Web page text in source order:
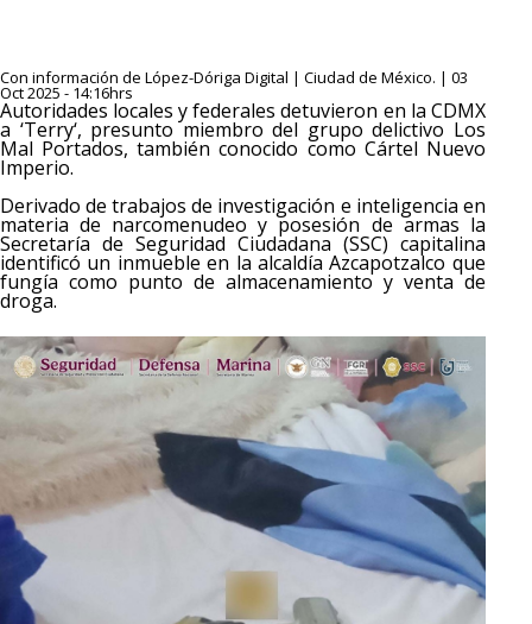
Con información de López-Dóriga Digital | Ciudad de México. | 03
Oct 2025 - 14:16hrs
Autoridades locales y federales detuvieron en la CDMX
a ‘Terry‘, presunto miembro del grupo delictivo Los
Mal Portados, también conocido como Cártel Nuevo
Imperio.
Derivado de trabajos de investigación e inteligencia en
materia de narcomenudeo y posesión de armas la
Secretaría de Seguridad Ciudadana (SSC) capitalina
identificó un inmueble en la alcaldía Azcapotzalco que
fungía como punto de almacenamiento y venta de
droga.